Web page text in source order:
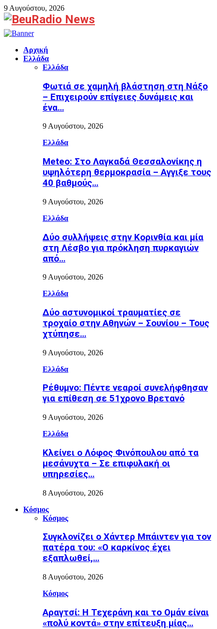
9 Αυγούστου, 2026
Facebook
Αρχική
Ελλάδα
Ελλάδα
Φωτιά σε χαμηλή βλάστηση στη Νάξο
– Επιχειρούν επίγειες δυνάμεις και
ένα…
9 Αυγούστου, 2026
Ελλάδα
Meteo: Στο Λαγκαδά Θεσσαλονίκης η
υψηλότερη θερμοκρασία – Αγγιξε τους
40 βαθμούς…
9 Αυγούστου, 2026
Ελλάδα
Δύο συλλήψεις στην Κορινθία και μία
στη Λέσβο για πρόκληση πυρκαγιών
από…
9 Αυγούστου, 2026
Ελλάδα
Δύο αστυνομικοί τραυματίες σε
τροχαίο στην Αθηνών – Σουνίου – Τους
χτύπησε…
9 Αυγούστου, 2026
Ελλάδα
Ρέθυμνο: Πέντε νεαροί συνελήφθησαν
για επίθεση σε 51χρονο Βρετανό
9 Αυγούστου, 2026
Ελλάδα
Κλείνει ο Λόφος Φινόπουλου από τα
μεσάνυχτα – Σε επιφυλακή οι
υπηρεσίες…
8 Αυγούστου, 2026
Κόσμος
Κόσμος
Συγκλονίζει ο Χάντερ Μπάιντεν για τον
πατέρα του: «Ο καρκίνος έχει
εξαπλωθεί,…
8 Αυγούστου, 2026
Κόσμος
Αραγτσί: Η Τεχεράνη και το Ομάν είναι
«πολύ κοντά» στην επίτευξη μίας…